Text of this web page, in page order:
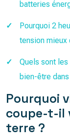
batteries
Pourquoi 2
tension mieux
Quels sont
bien-être
Pourquoi
coupe-t-il
terre ?